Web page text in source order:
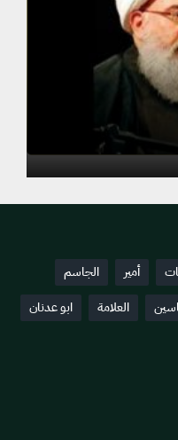
أمير
الجاسم
العلامة
ابو عدنان